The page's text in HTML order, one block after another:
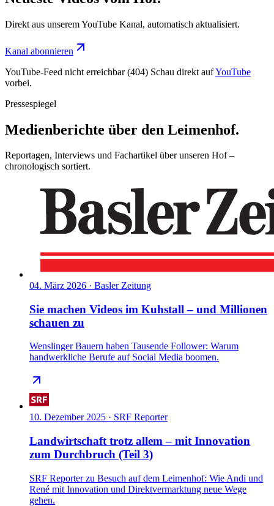
Direkt aus unserem YouTube Kanal, automatisch aktualisiert.
Kanal abonnieren
YouTube-Feed nicht erreichbar (404) Schau direkt aufYouTube
vorbei.
Pressespiegel
Medienberichte über den Leimenhof.
Reportagen, Interviews und Fachartikel über unseren Hof –
chronologisch sortiert.
04. März 2026 · Basler Zeitung
Sie machen Videos im Kuhstall – und Millionen
schauen zu
Wenslinger Bauern haben Tausende Follower: Warum
handwerkliche Berufe auf Social Media boomen.
10. Dezember 2025 · SRF Reporter
Landwirtschaft trotz allem – mit Innovation
zum Durchbruch (Teil 3)
SRF Reporter zu Besuch auf dem Leimenhof: Wie Andi und
René mit Innovation und Direktvermarktung neue Wege
gehen.